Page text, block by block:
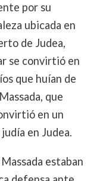
por su
ubicada en
de Judea,
se convirtió en
que huían de
que
en un
en Judea.
estaban